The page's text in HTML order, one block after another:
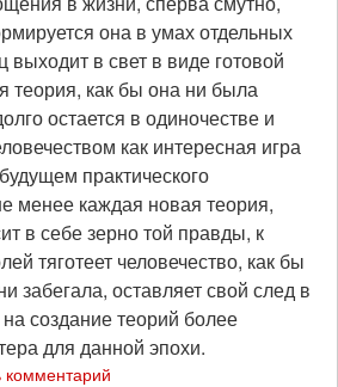
она в умах отдельных
выходит в свет в виде готовой
теория, как бы она ни была
остается в одиночестве и
как интересная игра
практического
менее каждая новая теория,
в себе зерно той правды, к
тяготеет человечество, как бы
забегала, оставляет свой след в
создание теорий более
для данной эпохи.
комментарий